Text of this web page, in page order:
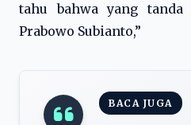
tahu bahwa yang tanda
Prabowo Subianto,”
BACA JUGA